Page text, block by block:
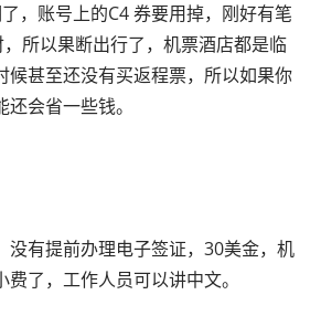
，账号上的C4 券要用掉，刚好有笔
所以果断出行了，机票酒店都是临
候甚至还没有买返程票，所以如果你
会省一些钱。
没有提前办理电子签证，30美金，机
了，工作人员可以讲中文。